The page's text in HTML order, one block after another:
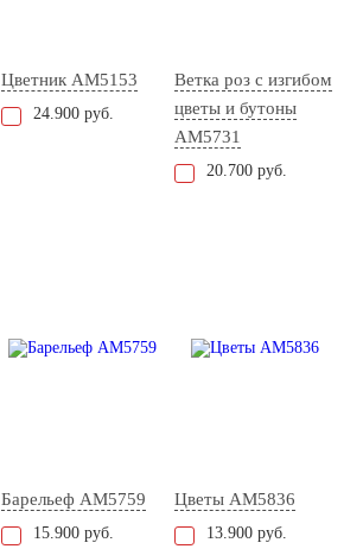
Цветник AM5153
24.900 руб.
Ветка роз с изгибом
цветы и бутоны
AM5731
20.700 руб.
Барельеф AM5759
15.900 руб.
Цветы AM5836
13.900 руб.